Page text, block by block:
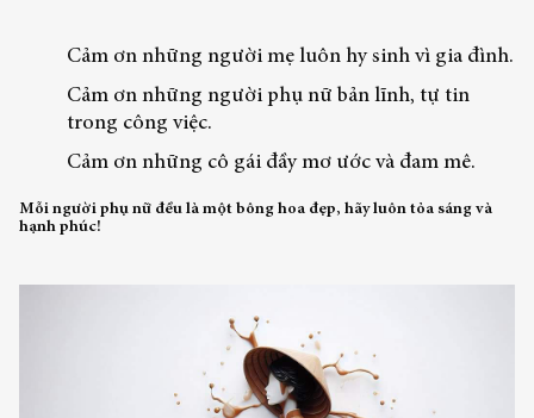
Cảm ơn những người mẹ luôn hy sinh vì gia đình.
Cảm ơn những người phụ nữ bản lĩnh, tự tin
trong công việc.
Cảm ơn những cô gái đầy mơ ước và đam mê.
Mỗi người phụ nữ đều là một bông hoa đẹp, hãy luôn tỏa sáng và
hạnh phúc!